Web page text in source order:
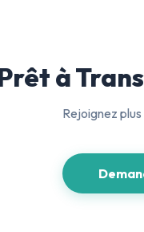
à
Rejoignez